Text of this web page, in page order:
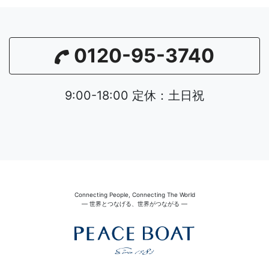
0120-95-3740
9:00-18:00 定休：土日祝
Connecting People, Connecting The World
― 世界とつなげる、世界がつながる ―